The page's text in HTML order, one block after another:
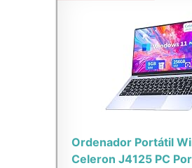
Ordenador Portátil
Celeron J4125 PC